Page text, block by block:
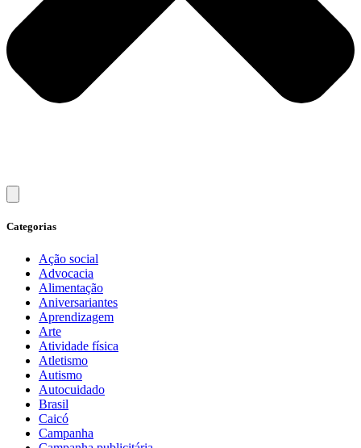
Categorias
Ação social
Advocacia
Alimentação
Aniversariantes
Aprendizagem
Arte
Atividade física
Atletismo
Autismo
Autocuidado
Brasil
Caicó
Campanha